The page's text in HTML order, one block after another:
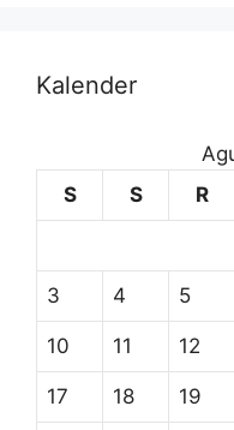
Kalender
S
S R
3 4 5
10 11 12
17 18 19